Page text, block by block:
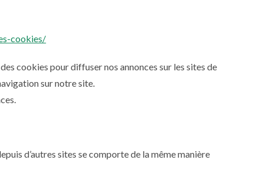
cookies/
cookies pour diffuser nos annonces sur les sites de
sur notre site.
d’autres sites se comporte de la même manière